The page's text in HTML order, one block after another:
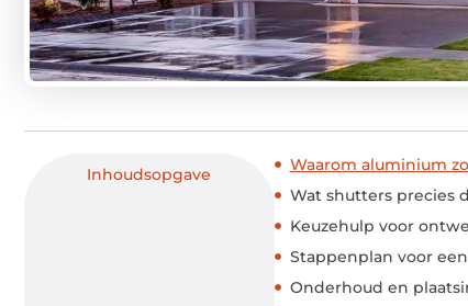
Inhoudsopgave
Waarom aluminium
Wat shutters precies
Keuzehulp voor
Stappenplan voor
Onderhoud en